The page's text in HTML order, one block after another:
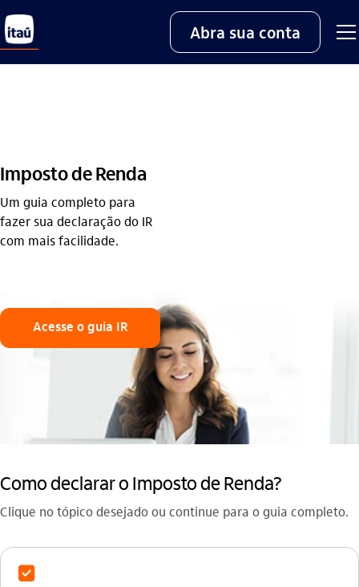
Abra sua conta
Imposto de Renda
Um guia completo para
fazer sua declaração do IR
com mais facilidade.
Acesse o guia IR
Como declarar o Imposto de Renda?
Clique no tópico desejado ou continue para o guia completo.
checkbox